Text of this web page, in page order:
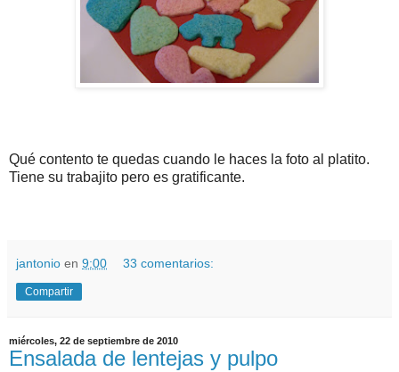
Qué contento te quedas cuando le haces la foto al platito.
Tiene su trabajito pero es gratificante.
jantonio en 9:00 33 comentarios:
Compartir
miércoles, 22 de septiembre de 2010
Ensalada de lentejas y pulpo